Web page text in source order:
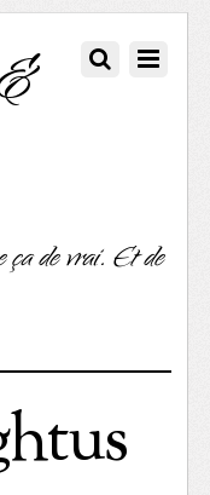
ça de vrai. Et de